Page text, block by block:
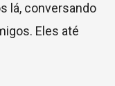
lá, conversando
Eles até